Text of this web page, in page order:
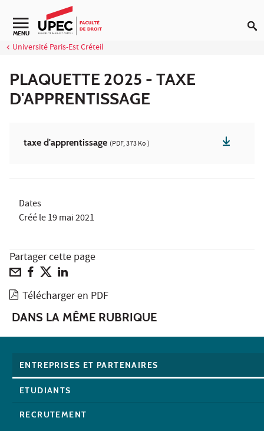
Aller au contenu
Navigation secondaire
MENU
Université Paris-Est Créteil
PLAQUETTE 2025 - TAXE
D'APPRENTISSAGE
taxe d'apprentissage (PDF, 373 Ko )
Dates
Créé le19 mai 2021
Partager cette page
Télécharger en PDF
DANS LA MÊME RUBRIQUE
ENTREPRISES ET PARTENAIRES
ETUDIANTS
RECRUTEMENT